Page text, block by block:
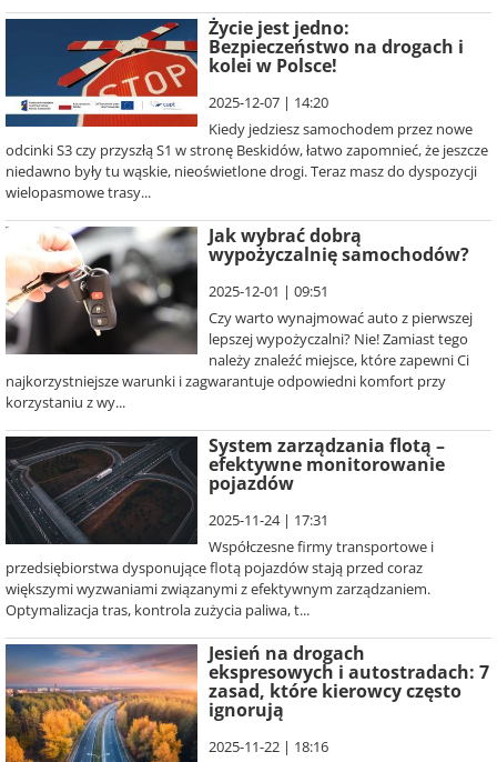
Życie jest jedno:
Bezpieczeństwo na drogach i
kolei w Polsce!
2025-12-07 | 14:20
Kiedy jedziesz samochodem przez nowe
odcinki S3 czy przyszłą S1 w stronę Beskidów, łatwo zapomnieć, że jeszcze
niedawno były tu wąskie, nieoświetlone drogi. Teraz masz do dyspozycji
wielopasmowe trasy...
Jak wybrać dobrą
wypożyczalnię samochodów?
2025-12-01 | 09:51
Czy warto wynajmować auto z pierwszej
lepszej wypożyczalni? Nie! Zamiast tego
należy znaleźć miejsce, które zapewni Ci
najkorzystniejsze warunki i zagwarantuje odpowiedni komfort przy
korzystaniu z wy...
System zarządzania flotą –
efektywne monitorowanie
pojazdów
2025-11-24 | 17:31
Współczesne firmy transportowe i
przedsiębiorstwa dysponujące flotą pojazdów stają przed coraz
większymi wyzwaniami związanymi z efektywnym zarządzaniem.
Optymalizacja tras, kontrola zużycia paliwa, t...
Jesień na drogach
ekspresowych i autostradach: 7
zasad, które kierowcy często
ignorują
2025-11-22 | 18:16